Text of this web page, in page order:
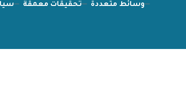
وسائط متعددة تحقيقات معمقة